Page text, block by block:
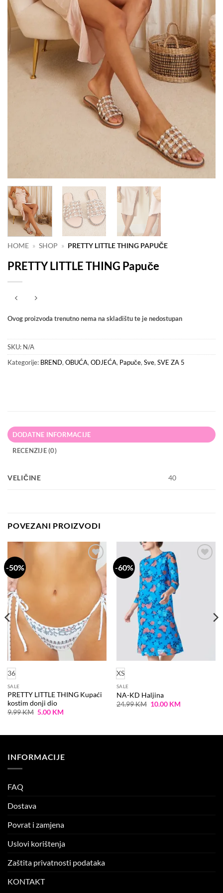
HOME » SHOP » PRETTY LITTLE THING PAPUČE
PRETTY LITTLE THING Papuče
Ovog proizvoda trenutno nema na skladištu te je nedostupan
SKU: N/A
Kategorije: BREND,OBUĆA,ODJEĆA, Papuče,Sve,SVE ZA 5
DODATNE INFORMACIJE
RECENZIJE (0)
VELIČINE 40
POVEZANI PROIZVODI
-50%
Dodaj
na
36
SALE
PRETTY LITTLE THING Kupaći
kostim donji dio
9.99KM Original
5.00 KMCurrent
-60%
XS
SALE
NA-KD Haljina
24.99KM Original
10.00 KMCurrent
INFORMACIJE
FAQ
Dostava
Povrat i zamjena
Uslovi korištenja
Zaštita privatnosti podataka
KONTAKT